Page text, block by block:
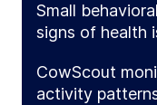
Small
signs of health
CowScout
activity